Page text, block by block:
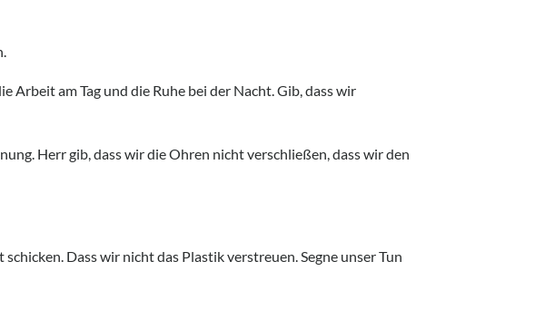
Arbeit am Tag und die Ruhe bei der Nacht. Gib, dass wir
Herr gib, dass wir die Ohren nicht verschließen, dass wir den
Dass wir nicht das Plastik verstreuen. Segne unser Tun